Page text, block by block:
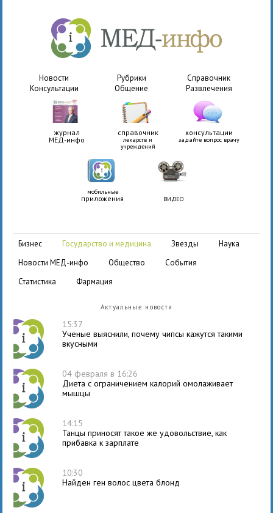
Новости Рубрики
Справочник
Консультации
Общение Развлечения
журнал
МЕД-инфо
справочник
лекарств и
учреждений
консультации
задайте вопрос врачу
мобильные
приложения ВИДЕО
бизнес государство и медицина звезды
наука
новости МЕД-инфо
общество
события
статистика
фармация
Актуальные новости
15:37
Ученые выяснили, почему чипсы кажутся такими
вкусными
04 февраля в 16:26
Диета с ограничением калорий омолаживает
мышцы
14:15
Танцы приносят такое же удовольствие, как
прибавка к зарплате
10:30
Найден ген волос цвета блонд